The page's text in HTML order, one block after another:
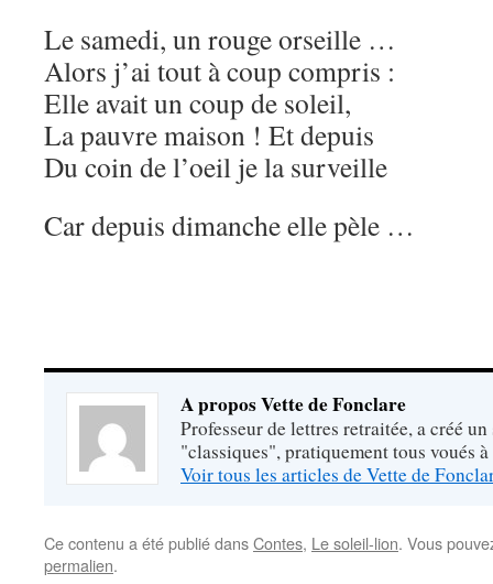
Le samedi, un rouge orseille …
Alors j’ai tout à coup compris :
Elle avait un coup de soleil,
La pauvre maison ! Et depuis
Du coin de l’oeil je la surveille
Car depuis dimanche elle pèle …
A propos Vette de Fonclare
Professeur de lettres retraitée, a créé
"classiques", pratiquement tous voués
Voir tous les articles de Vette de
Ce contenu a été publié dansContes, Le soleil-lion. Vous
permalien.